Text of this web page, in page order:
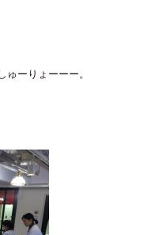
ーりょーーー。